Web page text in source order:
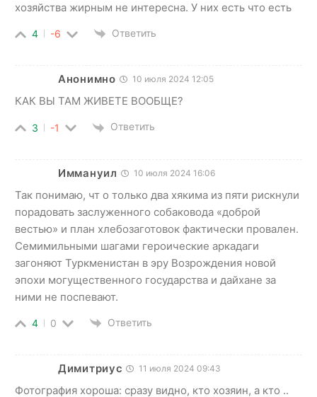
хозяйства жирным не интересна. У них есть что есть
4 -6 Ответить
Анонимно 10 июля 2024 12:05
КАК ВЫ ТАМ ЖИВЕТЕ ВООБЩЕ?
3 -1 Ответить
Иммануил 10 июля 2024 16:06
Так понимаю, чт о только два хякима из пяти рискнули
порадовать заслуженного собаковода «доброй
вестью» и план хлебозаготовок фактически провален.
Семимильными шагами героические аркадаги
загоняют Туркменистан в эру Возрождения новой
эпохи могущественного государства и дайхане за
ними не поспевают.
4 0 Ответить
Димитриус 11 июля 2024 09:43
Фотография хороша: сразу видно, кто хозяин, а кто ..